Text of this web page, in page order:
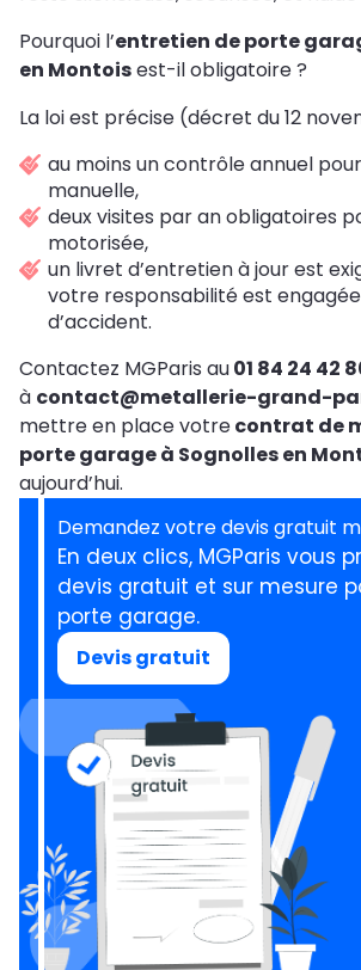
Pourquoi l’entretien de porte
en Montoisest-il obligatoire ?
La loi est précise (décret du 12
au moins un contrôle annuel
manuelle,
deux visites par an obligatoires
motorisée,
un livret d’entretien à jour est
votre responsabilité est
d’accident.
Contactez MGParis au01 84 24 42
à contact@metallerie-grand-
mettre en place votrecontrat de
porte garage à Sognolles en
aujourd’hui.
Demandez votre devis gratuit
En deux clics, MGParis vous
devis gratuit et sur mesure
porte garage.
Devis gratuit